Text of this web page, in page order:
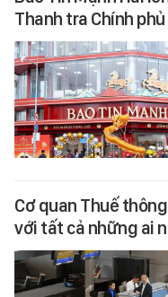
Thanh tra Chính phủ
Cơ quan Thuế
với tất cả những ai